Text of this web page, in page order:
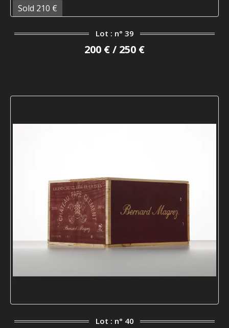
Sold 210 €
Lot : n° 39
200 € / 250 €
Lot : n° 40